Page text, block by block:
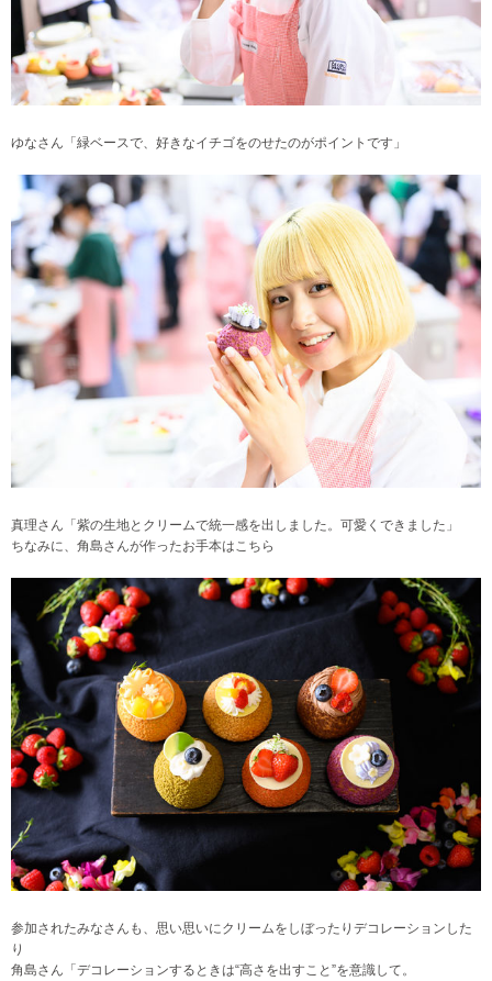
ゆなさん「緑ベースで、好きなイチゴをのせたのがポイントです 」
真理さん「紫の生地とクリームで統一感を出しました。可愛くできました 」
ちなみに、角島さんが作ったお手本はこちら
参加されたみなさんも、思い思いにクリームをしぼったりデコレーションした
り
角島さん「デコレーションするときは“高さを出すこと”を意識して。